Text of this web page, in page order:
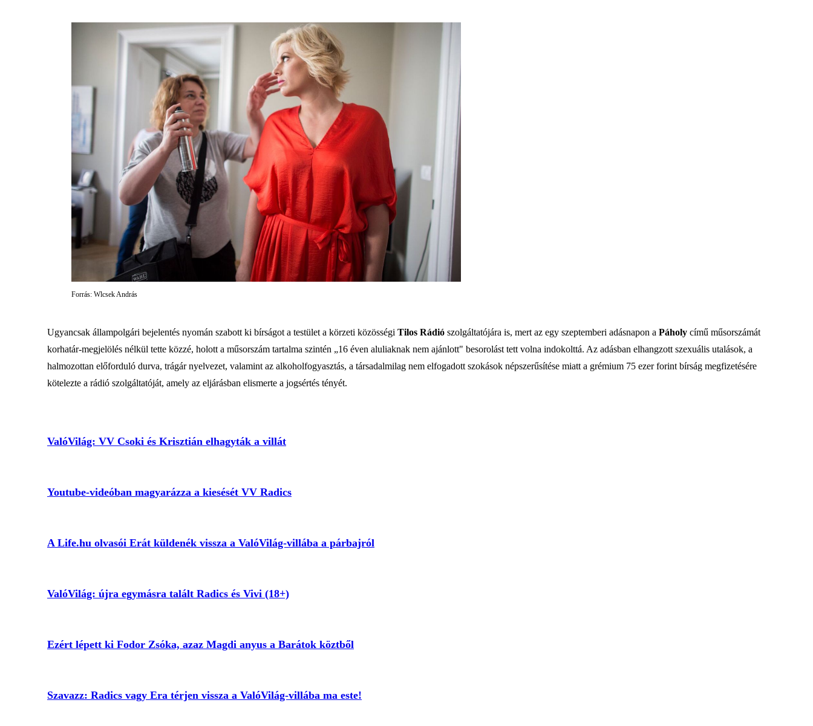
Forrás: Wlcsek András
Ugyancsak állampolgári bejelentés nyomán szabott ki bírságot a testület a körzeti közösségi Tilos Rádió szolgáltatójára is, mert az egy szeptemberi adásnapon a Páholy című műsorszámát
korhatár-megjelölés nélkül tette közzé, holott a műsorszám tartalma szintén „16 éven aluliaknak nem ajánlott" besorolást tett volna indokolttá. Az adásban elhangzott szexuális utalások, a
halmozottan előforduló durva, trágár nyelvezet, valamint az alkoholfogyasztás, a társadalmilag nem elfogadott szokások népszerűsítése miatt a grémium 75 ezer forint bírság megfizetésére
kötelezte a rádió szolgáltatóját, amely az eljárásban elismerte a jogsértés tényét.
ValóVilág: VV Csoki és Krisztián elhagyták a villát
Youtube-videóban magyarázza a kiesését VV Radics
A Life.hu olvasói Erát küldenék vissza a ValóVilág-villába a párbajról
ValóVilág: újra egymásra talált Radics és Vivi (18+)
Ezért lépett ki Fodor Zsóka, azaz Magdi anyus a Barátok köztből
Szavazz: Radics vagy Era térjen vissza a ValóVilág-villába ma este!